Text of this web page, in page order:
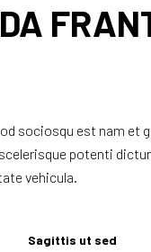
sociosqu est nam et
potenti
vehicula.
Sagittis ut sed